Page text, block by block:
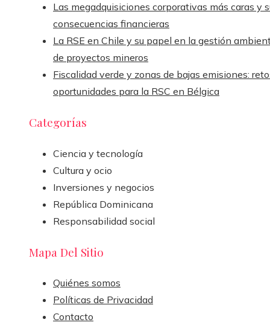
Las megadquisiciones corporativas más caras y
consecuencias financieras
La RSE en Chile y su papel en la gestión
de proyectos mineros
Fiscalidad verde y zonas de bajas emisiones:
oportunidades para la RSC en Bélgica
Categorías
Ciencia y tecnología
Cultura y ocio
Inversiones y negocios
República Dominicana
Responsabilidad social
Mapa Del Sitio
Quiénes somos
Políticas de Privacidad
Contacto